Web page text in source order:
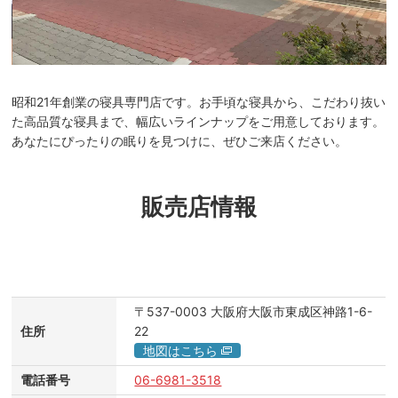
昭和21年創業の寝具専門店です。お手頃な寝具から、こだわり抜い
た高品質な寝具まで、幅広いラインナップをご用意しております。
あなたにぴったりの眠りを見つけに、ぜひご来店ください。
販売店情報
住所
〒537-0003 大阪府大阪市東成区神路1-6-
22
地図はこちら
電話番号
06-6981-3518